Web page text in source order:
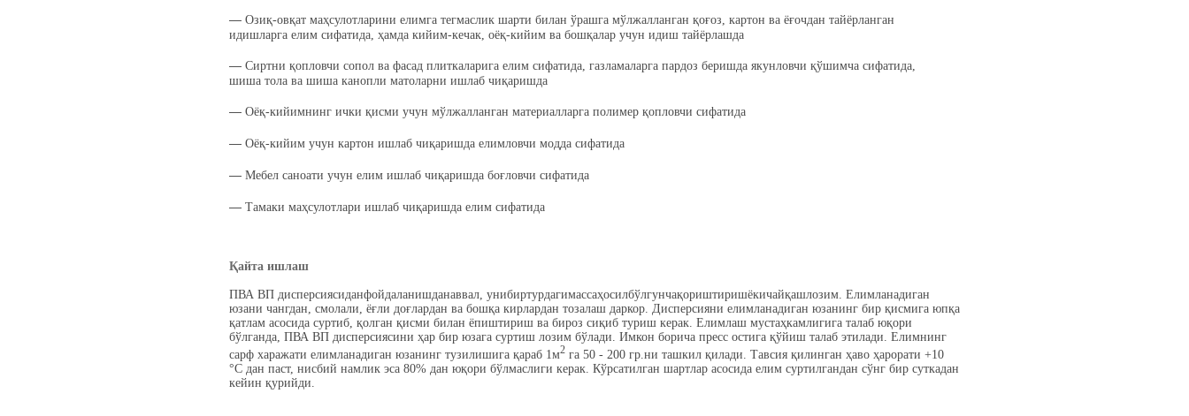
― Озиқ-овқат маҳсулотларини елимга тегмаслик шарти билан ўрашга мўлжалланган қоғоз, картон ва ёғочдан тайёрланган
идишларга елим сифатида, ҳамда кийим-кечак, оёқ-кийим ва бошқалар учун идиш тайёрлашда
― Сиртни қопловчи сопол ва фасад плиткаларига елим сифатида, газламаларга пардоз беришда якунловчи қўшимча сифатида,
шиша тола ва шиша канопли матоларни ишлаб чиқаришда
― Оёқ-кийимнинг ички қисми учун мўлжалланган материалларга полимер қопловчи сифатида
― Оёқ-кийим учун картон ишлаб чиқаришда елимловчи модда сифатида
― Мебел саноати учун елим ишлаб чиқаришда боғловчи сифатида
― Тамаки маҳсулотлари ишлаб чиқаришда елим сифатида
Қайта ишлаш
ПВА ВП дисперсиясиданфойдаланишданаввал, унибиртурдагимассаҳосилбўлгунчақориштиришёкичайқашлозим. Елимланадиган
юзани чангдан, смолали, ёғли доғлардан ва бошқа кирлардан тозалаш даркор. Дисперсияни елимланадиган юзанинг бир қисмига юпқа
қатлам асосида суртиб, қолган қисми билан ёпиштириш ва бироз сиқиб туриш керак. Елимлаш мустаҳкамлигига талаб юқори
бўлганда, ПВА ВП дисперсиясини ҳар бир юзага суртиш лозим бўлади. Имкон борича пресс остига қўйиш талаб этилади. Елимнинг
сарф харажати елимланадиган юзанинг тузилишига қараб 1м2 га 50 - 200 гр.ни ташкил қилади. Тавсия қилинган ҳаво ҳарорати +10
°C дан паст, нисбий намлик эса 80% дан юқори бўлмаслиги керак. Кўрсатилган шартлар асосида елим суртилгандан сўнг бир суткадан
кейин қурийди.